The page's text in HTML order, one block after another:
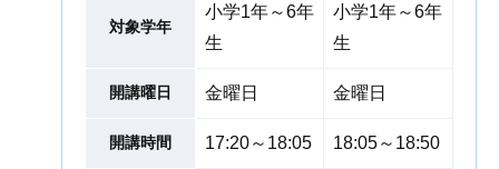
対象学年
小学1年～6年
生
小学1年～6年
生
開講曜日 金曜日 金曜日
開講時間 17:20～18:05 18:05～18:50